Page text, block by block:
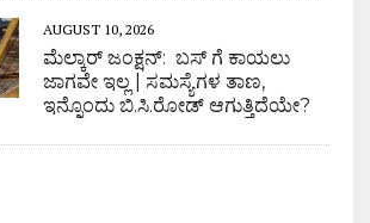
AUGUST 10, 2026
ಮೆಲ್ಕಾರ್ ಜಂಕ್ಷನ್: ಬಸ್ ಗೆ ಕಾಯಲು
ಜಾಗವೇ ಇಲ್ಲ | ಸಮಸ್ಯೆಗಳ ತಾಣ,
ಇನ್ನೊಂದು ಬಿ.ಸಿ.ರೋಡ್ ಆಗುತ್ತಿದೆಯೇ?